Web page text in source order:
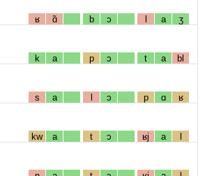
ʁ ɑ̃ b ɔ l a ʒ
k a p ɔ t a bl
s a l ɔ p ɑ ʁ
kw a t ɔ ʁj a l